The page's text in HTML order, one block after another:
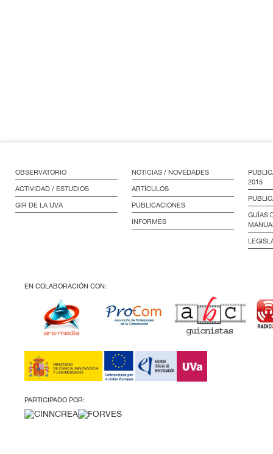
OBSERVATORIO
ACTIVIDAD / ESTUDIOS
GIR DE LA UVA
NOTICIAS / NOVEDADES
ARTÍCULOS
PUBLICACIONES
INFORMES
2015
GUÍAS
EN COLABORACIÓN CON:
PARTICIPADO POR: